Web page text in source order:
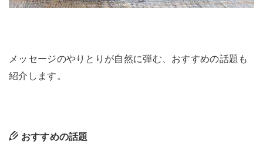
メッセージのやりとりが自然に弾む、おすすめの話題も
紹介します。
おすすめの話題